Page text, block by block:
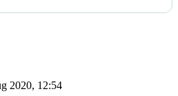
2020, 12:54